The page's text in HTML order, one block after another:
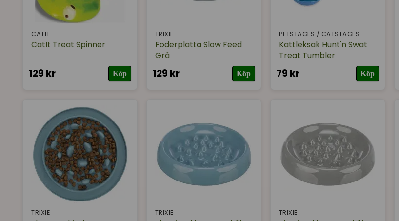
CATIT
CatIt Treat Spinner
129 kr Köp
TRIXIE
Foderplatta Slow Feed
Grå
129 kr Köp
PETSTAGES / CATSTAGES
Kattleksak Hunt'n Swat
Treat Tumbler
79 kr Köp
TRIXIE TRIXIE TRIXIE